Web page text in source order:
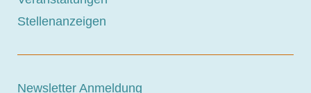
Stellenanzeigen
Newsletter Anmeldung